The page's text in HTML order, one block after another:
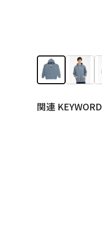
関連 KEYWORD